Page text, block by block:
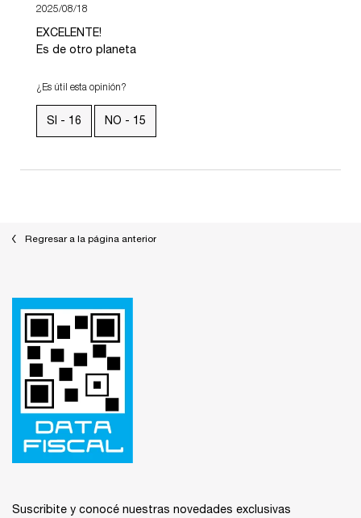
2025/08/18
EXCELENTE!
Es de otro planeta
¿Es útil esta opinión?
SI - 16 NO - 15
Regresar a la página anterior
Suscribite y conocé nuestras novedades exclusivas